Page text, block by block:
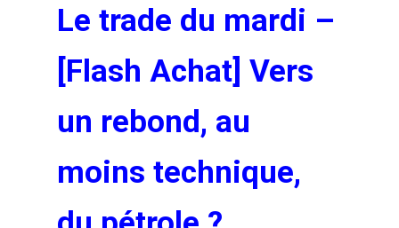
Le trade du mardi –
[Flash Achat] Vers
un rebond, au
moins technique,